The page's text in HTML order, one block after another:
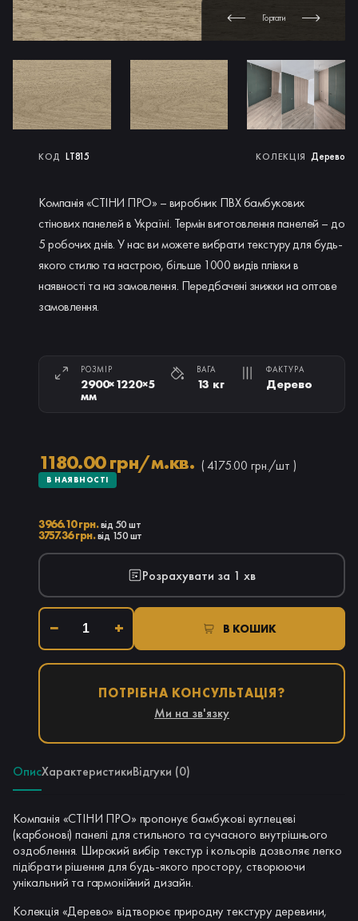
Гортати
КОД LT815 КОЛЕКЦІЯ Дерево
Компанія «СТІНИ ПРО» – виробник ПВХ бамбукових
стінових панелей в Україні. Термін виготовлення панелей – до
5 робочих днів. У нас ви можете вибрати текстуру для будь-
якого стилю та настрою, більше 1000 видів плівки в
наявності та на замовлення. Передбачені знижки на оптове
замовлення.
РОЗМІР
2900×1220×5
мм
ВАГА
13 кг
ФАКТУРА
Дерево
1180.00 грн/м.кв. ( 4175.00 грн./шт )
В НАЯВНОСТІ
3966.10 грн.від 50 шт
3757.36 грн.від 150 шт
Розрахувати за 1 хв
− + В КОШИК
ПОТРІБНА КОНСУЛЬТАЦІЯ?
Ми на зв'язку
ОписХарактеристикиВідгуки (0)
Компанія «СТІНИ ПРО» пропонує бамбукові вуглецеві
(карбонові) панелі для стильного та сучасного внутрішнього
оздоблення. Широкий вибір текстур і кольорів дозволяє легко
підібрати рішення для будь-якого простору, створюючи
унікальний та гармонійний дизайн.
Колекція «Дерево» відтворює природну текстуру деревини,